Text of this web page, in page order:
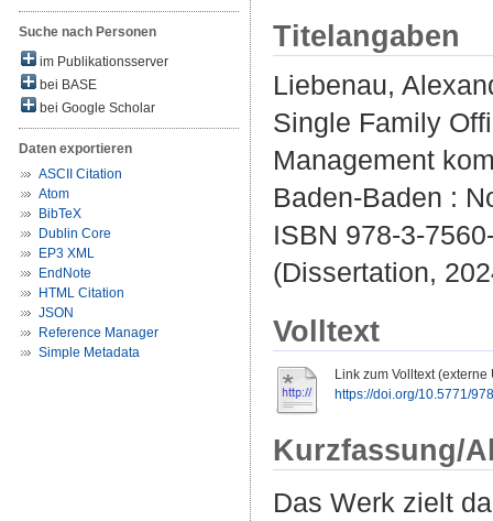
Suche nach Personen
im Publikationsserver
bei BASE
bei Google Scholar
Daten exportieren
ASCII Citation
Atom
BibTeX
Dublin Core
EP3 XML
EndNote
HTML Citation
JSON
Reference Manager
Simple Metadata
Titelangaben
Liebenau,
Single Family
Management
Baden-Baden :
ISBN 978-3-
(Dissertation,
Volltext
Link zum Volltext (externe
https://doi.org/10.5771/
Kurzfassung/
Das Werk zielt